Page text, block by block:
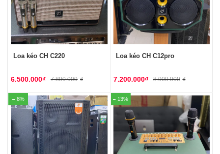
Loa kéo CH C220
7.800.000 ₫
6.500.000₫
Loa kéo CH C12pro
8.000.000 ₫
7.200.000₫
8% 13%